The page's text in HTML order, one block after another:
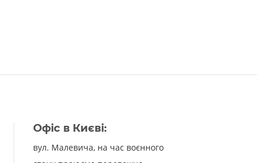
Офіс в Києві:
вул. Малевича, на час воєнного